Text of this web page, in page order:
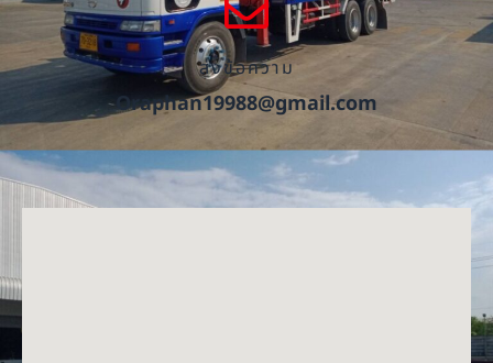
ส่งข้อความ
Oraphan19988@gmail.com